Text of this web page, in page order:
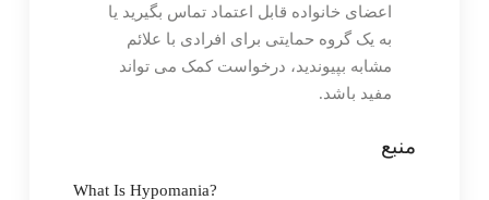
اعضای خانواده قابل اعتماد تماس بگیرید یا
به یک گروه حمایتی برای افرادی با علائم
مشابه بپیوندید، درخواست کمک می تواند
مفید باشد.
منبع
What Is Hypomania?